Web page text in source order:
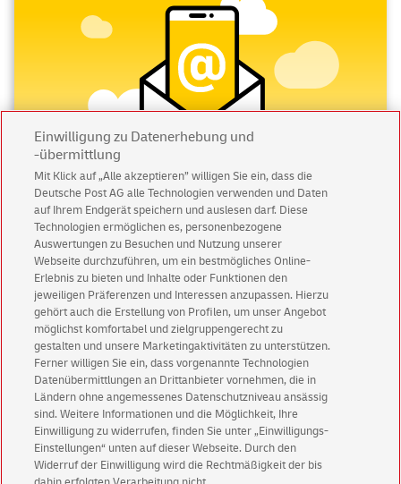
Abonnieren Sie unseren Newsletter
Immer informiert über exklusive Angebote und
Aktionen - jetzt mit Vorteil
Privatkunden sichern sich einen5 € Gutschein
für POSTSCAN!
Geschäftskundenerhalten einen5 € Gutschein
für Briefmarke individuell!
Zur Newsletter-Anmeldung
Einwilligung zu Datenerhebung und
-übermittlung
Mit Klick auf „Alle akzeptieren” willigen Sie ein, dass die
Deutsche Post AG alle Technologien verwenden und Daten
auf Ihrem Endgerät speichern und auslesen darf. Diese
Technologien ermöglichen es, personenbezogene
Auswertungen zu Besuchen und Nutzung unserer
Webseite durchzuführen, um ein bestmögliches Online-
Erlebnis zu bieten und Inhalte oder Funktionen den
jeweiligen Präferenzen und Interessen anzupassen. Hierzu
gehört auch die Erstellung von Profilen, um unser Angebot
möglichst komfortabel und zielgruppengerecht zu
gestalten und unsere Marketingaktivitäten zu unterstützen.
Ferner willigen Sie ein, dass vorgenannte Technologien
Datenübermittlungen an Drittanbieter vornehmen, die in
Ländern ohne angemessenes Datenschutzniveau ansässig
sind. Weitere Informationen und die Möglichkeit, Ihre
Einwilligung zu widerrufen, finden Sie unter „Einwilligungs-
Einstellungen“ unten auf dieser Webseite. Durch den
Widerruf der Einwilligung wird die Rechtmäßigkeit der bis